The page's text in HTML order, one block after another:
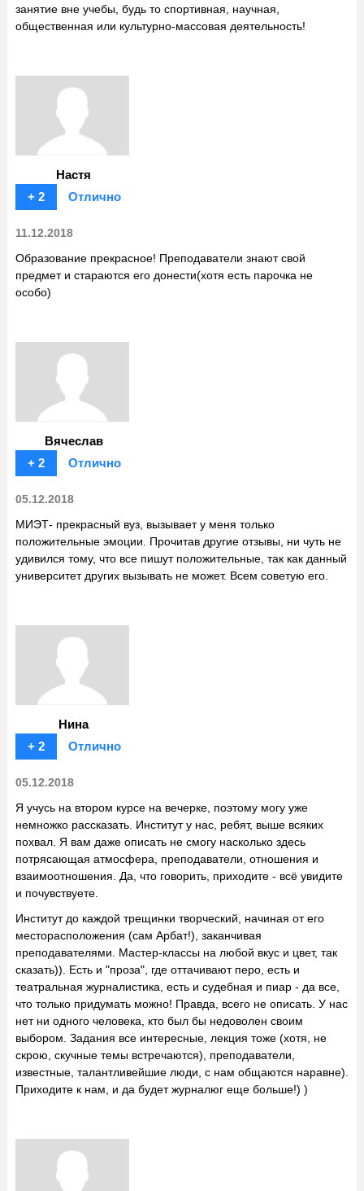
занятие вне учебы, будь то спортивная, научная,
общественная или культурно-массовая деятельность!
Настя
+ 2
Отлично
11.12.2018
Образование прекрасное! Преподаватели знают свой
предмет и стараются его донести(хотя есть парочка не
особо)
Вячеслав
+ 2
Отлично
05.12.2018
МИЭТ- прекрасный вуз, вызывает у меня только
положительные эмоции. Прочитав другие отзывы, ни чуть не
удивился тому, что все пишут положительные, так как данный
университет других вызывать не может. Всем советую его.
Нина
+ 2
Отлично
05.12.2018
Я учусь на втором курсе на вечерке, поэтому могу уже
немножко рассказать. Институт у нас, ребят, выше всяких
похвал. Я вам даже описать не смогу насколько здесь
потрясающая атмосфера, преподаватели, отношения и
взаимоотношения. Да, что говорить, приходите - всё увидите
и почувствуете.
Институт до каждой трещинки творческий, начиная от его
месторасположения (сам Арбат!), заканчивая
преподавателями. Мастер-классы на любой вкус и цвет, так
сказать)). Есть и "проза", где оттачивают перо, есть и
театральная журналистика, есть и судебная и пиар - да все,
что только придумать можно! Правда, всего не описать. У нас
нет ни одного человека, кто был бы недоволен своим
выбором. Задания все интересные, лекция тоже (хотя, не
скрою, скучные темы встречаются), преподаватели,
известные, талантливейшие люди, с нам общаются наравне).
Приходите к нам, и да будет журналюг еще больше!) )